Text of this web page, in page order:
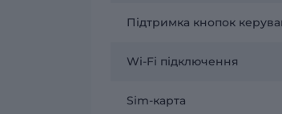
Підтримка кнопок
Wi-Fi підключення
Sim-карта